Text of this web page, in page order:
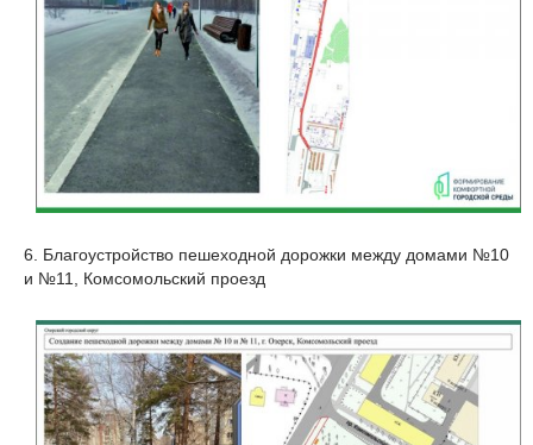
6. Благоустройство пешеходной дорожки между домами №10
и №11, Комсомольский проезд